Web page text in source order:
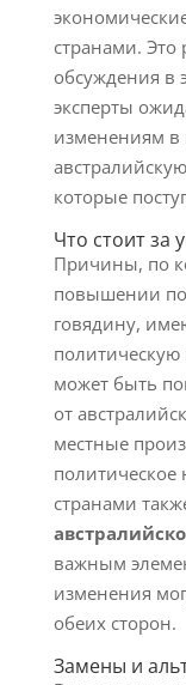
странами.
обсуждения в
эксперты
изменениям в
которые
Что стоит за
Причины, по
повышении
говядину,
может быть
от
местные
странами
важным
изменения
обеих сторон.
Замены и